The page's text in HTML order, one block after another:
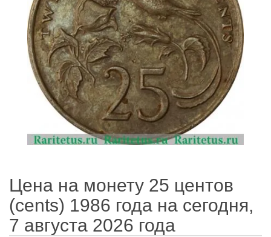
Цена на монету 25 центов
(cents) 1986 года на сегодня,
7 августа 2026 года